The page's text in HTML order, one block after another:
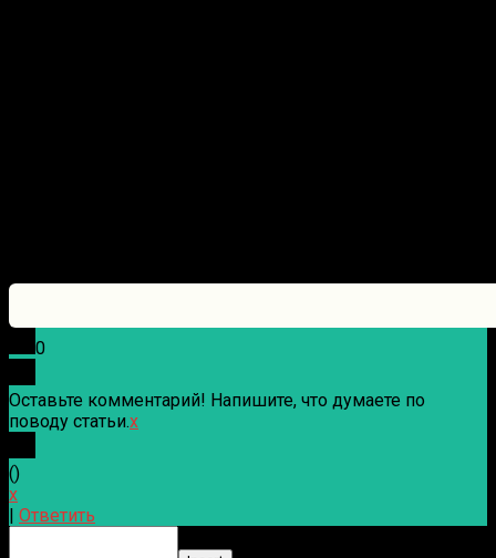
0
Оставьте комментарий! Напишите, что думаете по
поводу статьи.x
()
x
| Ответить